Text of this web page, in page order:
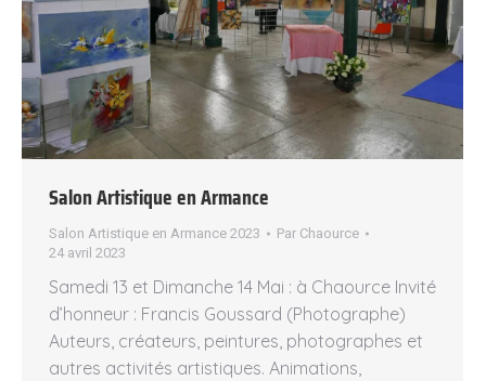
Salon Artistique en Armance
Salon Artistique en Armance 2023 Par Chaource
24 avril 2023
Samedi 13 et Dimanche 14 Mai : à Chaource Invité
d’honneur : Francis Goussard (Photographe)
Auteurs, créateurs, peintures, photographes et
autres activités artistiques. Animations,